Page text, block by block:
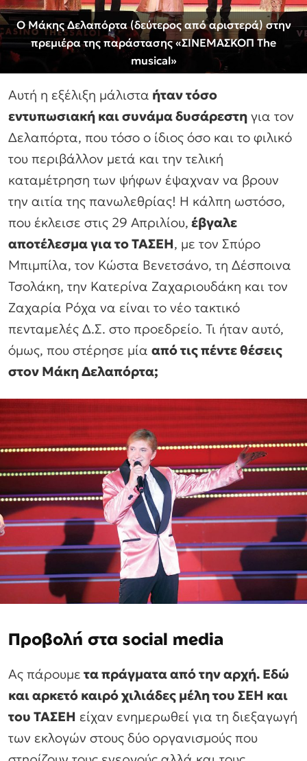
Ο Μάκης Δελαπόρτα (δεύτερος από αριστερά) στην
πρεμιέρα της παράστασης «ΣΙΝΕΜΑΣΚΟΠ The
musical»
Αυτή η εξέλιξη μάλιστα ήταν τόσο
εντυπωσιακή και συνάμα δυσάρεστη για τον
Δελαπόρτα, που τόσο ο ίδιος όσο και το φιλικό
του περιβάλλον μετά και την τελική
καταμέτρηση των ψήφων έψαχναν να βρουν
την αιτία της πανωλεθρίας! Η κάλπη ωστόσο,
που έκλεισε στις 29 Απριλίου, έβγαλε
αποτέλεσμα για το ΤΑΣΕΗ, με τον Σπύρο
Μπιμπίλα, τον Κώστα Βενετσάνο, τη Δέσποινα
Τσολάκη, την Κατερίνα Ζαχαριουδάκη και τον
Ζαχαρία Ρόχα να είναι το νέο τακτικό
πενταμελές Δ.Σ. στο προεδρείο. Τι ήταν αυτό,
όμως, που στέρησε μία από τις πέντε θέσεις
στον Μάκη Δελαπόρτα;
Προβολή στα social media
Ας πάρουμε τα πράγματα από την αρχή. Εδώ
και αρκετό καιρό χιλιάδες μέλη του ΣΕΗ και
του ΤΑΣΕΗ είχαν ενημερωθεί για τη διεξαγωγή
των εκλογών στους δύο οργανισμούς που